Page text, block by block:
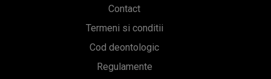
Contact
Termeni si conditii
Cod deontologic
Regulamente